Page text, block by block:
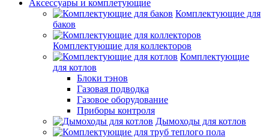
Аксессуары и комплетующие
Комплектующие для
баков
Комплектующие для коллекторов
Комплектующие
для котлов
Блоки тэнов
Газовая подводка
Газовое оборудование
Приборы контроля
Дымоходы для котлов